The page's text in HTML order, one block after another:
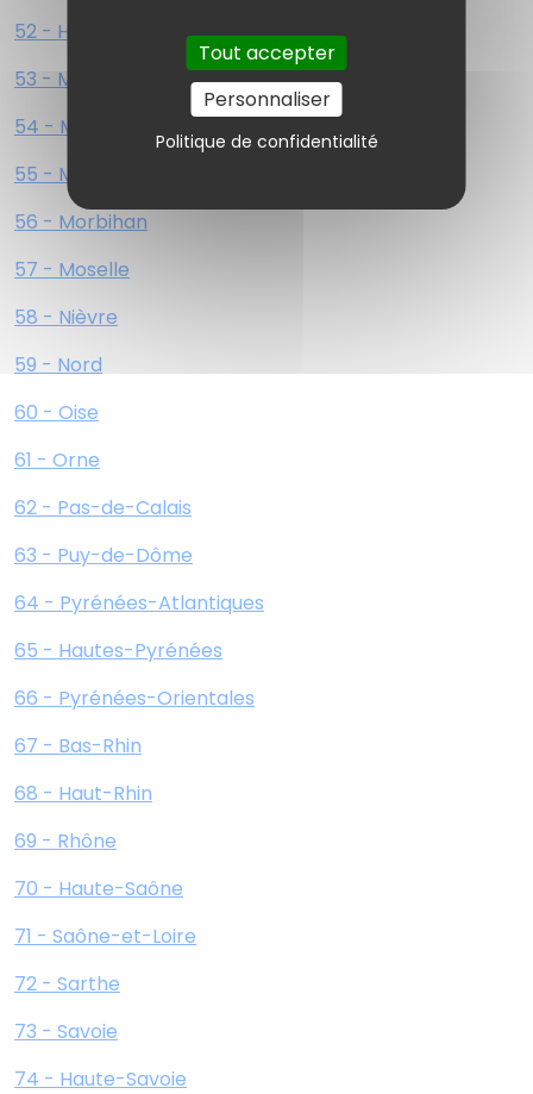
Tout accepter
Personnaliser
Politique de confidentialité
52 - Haute-Marne
53 - Mayenne
54 - Meurthe-et-Moselle
55 - Meuse
56 - Morbihan
57 - Moselle
58 - Nièvre
59 - Nord
60 - Oise
61 - Orne
62 - Pas-de-Calais
63 - Puy-de-Dôme
64 - Pyrénées-Atlantiques
65 - Hautes-Pyrénées
66 - Pyrénées-Orientales
67 - Bas-Rhin
68 - Haut-Rhin
69 - Rhône
70 - Haute-Saône
71 - Saône-et-Loire
72 - Sarthe
73 - Savoie
74 - Haute-Savoie